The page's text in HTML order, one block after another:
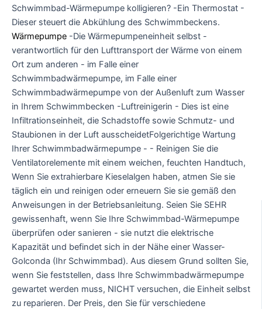
Schwimmbad-Wärmepumpe kolligieren? -Ein Thermostat -
Dieser steuert die Abkühlung des Schwimmbeckens.
Wärmepumpe -Die Wärmepumpeneinheit selbst -
verantwortlich für den Lufttransport der Wärme von einem
Ort zum anderen - im Falle einer
Schwimmbadwärmepumpe, im Falle einer
Schwimmbadwärmepumpe von der Außenluft zum Wasser
in Ihrem Schwimmbecken -Luftreinigerin - Dies ist eine
Infiltrationseinheit, die Schadstoffe sowie Schmutz- und
Staubionen in der Luft ausscheidetFolgerichtige Wartung
Ihrer Schwimmbadwärmepumpe - - Reinigen Sie die
Ventilatorelemente mit einem weichen, feuchten Handtuch,
Wenn Sie extrahierbare Kieselalgen haben, atmen Sie sie
täglich ein und reinigen oder erneuern Sie sie gemäß den
Anweisungen in der Betriebsanleitung. Seien Sie SEHR
gewissenhaft, wenn Sie Ihre Schwimmbad-Wärmepumpe
überprüfen oder sanieren - sie nutzt die elektrische
Kapazität und befindet sich in der Nähe einer Wasser-
Golconda (Ihr Schwimmbad). Aus diesem Grund sollten Sie,
wenn Sie feststellen, dass Ihre Schwimmbadwärmepumpe
gewartet werden muss, NICHT versuchen, die Einheit selbst
zu reparieren. Der Preis, den Sie für verschiedene